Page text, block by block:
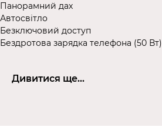
Панорамний дах
Автосвітло
Безключовий доступ
Бездротова зарядка телефона (50 Вт)
Дивитися ще...